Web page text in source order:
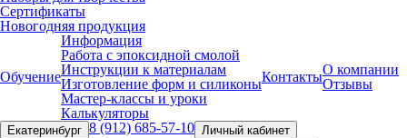
Сертификаты
Новогодняя продукция
Обучение
Информация
Работа с эпоксидной смолой
Инструкции к материалам
Изготовление форм и силиконы
Мастер-классы и уроки
Калькуляторы
КонтактыО компании
Отзывы
Екатеринбург 8 (912) 685-57-10 Личный кабинет